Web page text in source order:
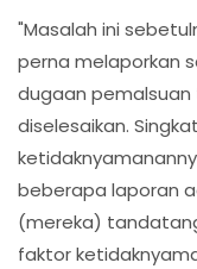
"Masalah ini
perna melaporkan
dugaan
diselesaikan.
beberapa laporan
(mereka)
faktor